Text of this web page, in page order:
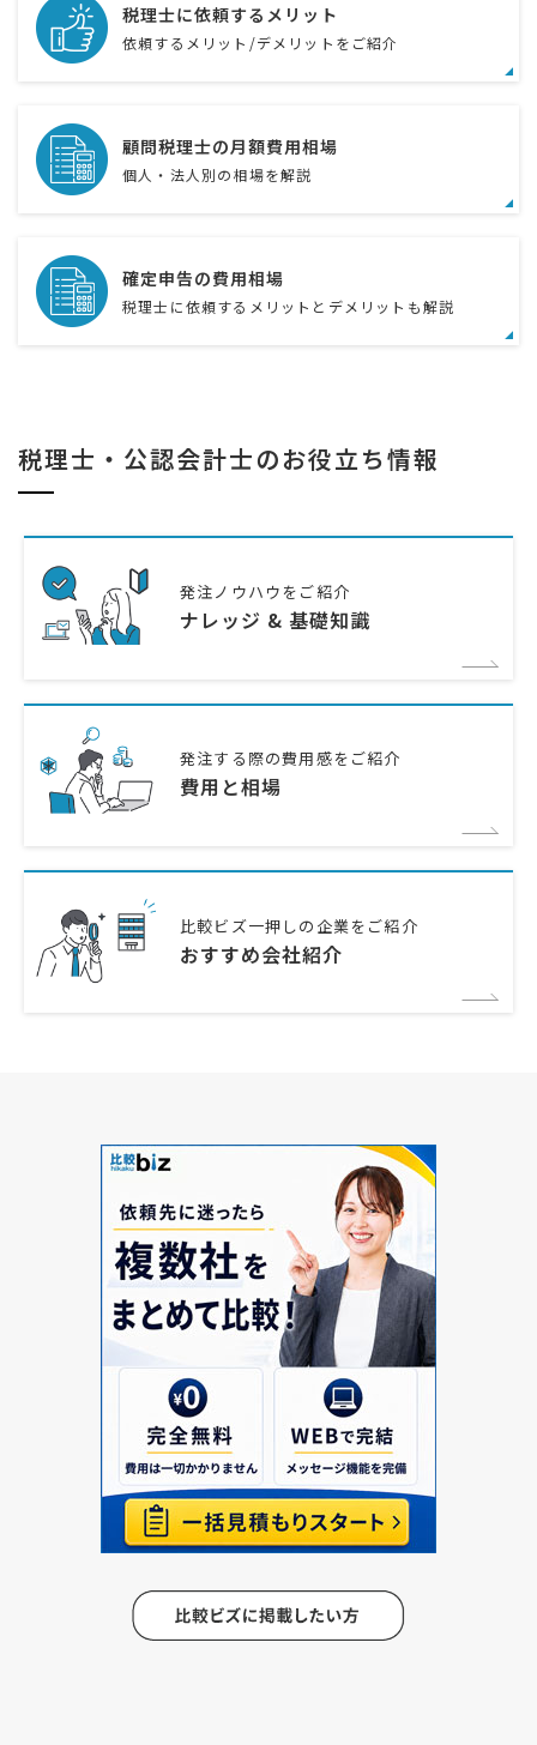
税理士に依頼するメリット
依頼するメリット/デメリットをご紹介
顧問税理士の月額費用相場
個人・法人別の相場を解説
確定申告の費用相場
税理士に依頼するメリットとデメリットも解説
税理士・公認会計士のお役立ち情報
発注ノウハウをご紹介
ナレッジ & 基礎知識
発注する際の費用感をご紹介
費用と相場
比較ビズ一押しの企業をご紹介
おすすめ会社紹介